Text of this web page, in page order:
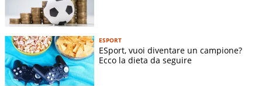
ESPORT
ESport, vuoi diventare un campione?
Ecco la dieta da seguire